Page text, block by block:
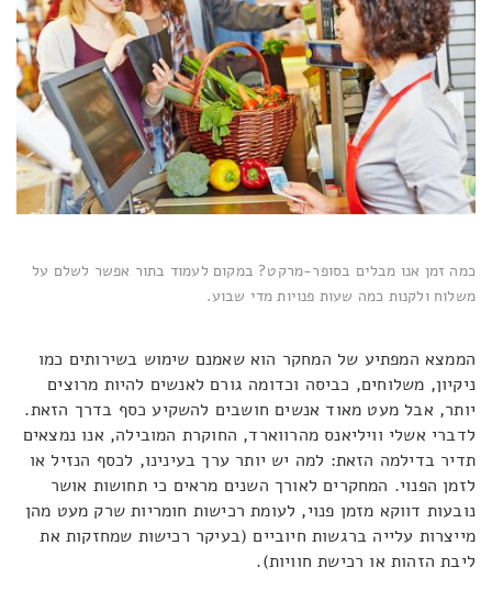
כמה זמן אנו מבלים בסופר-מרקט? במקום לעמוד בתור אפשר לשלם על
משלוח ולקנות כמה שעות פנויות מדי שבוע.
הממצא המפתיע של המחקר הוא שאמנם שימוש בשירותים כמו
ניקיון, משלוחים, כביסה וכדומה גורם לאנשים להיות מרוצים
יותר, אבל מעט מאוד אנשים חושבים להשקיע כסף בדרך הזאת.
לדברי אשלי וויליאנס מהרווארד, החוקרת המובילה, אנו נמצאים
תדיר בדילמה הזאת: למה יש יותר ערך בעינינו, לכסף הנזיל או
לזמן הפנוי. המחקרים לאורך השנים מראים כי תחושות אושר
נובעות דווקא מזמן פנוי, לעומת רכישות חומריות שרק מעט מהן
מייצרות עלייה ברגשות חיוביים (בעיקר רכישות שמחזקות את
ליבת הזהות או רכישת חוויות).